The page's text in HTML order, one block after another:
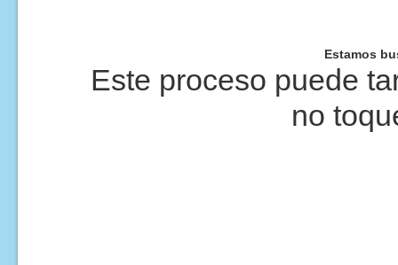
Estamos
Este proceso puede
no